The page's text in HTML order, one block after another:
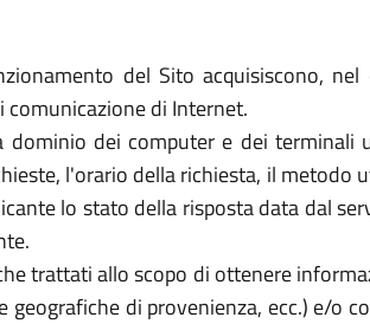
del Sito acquisiscono,
di Internet.
dei computer e dei
l'orario della richiesta, il metodo
lo stato della risposta data dal
trattati allo scopo di ottenere
di provenienza, ecc.) e/o